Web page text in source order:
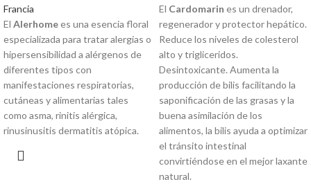
Francia
El Alerhomees una esencia floral
especializada para tratar alergias o
hipersensibilidad a alérgenos de
diferentes tipos con
manifestaciones respiratorias,
cutáneas y alimentarias tales
como asma, rinitis alérgica,
rinusinusitis dermatitis atópica.
El Cardomarin es un drenador,
regenerador y protector hepático.
Reduce los niveles de colesterol
alto y trigliceridos.
Desintoxicante. Aumenta la
producción de bilis facilitando la
saponificación de las grasas y la
buena asimilación de los
alimentos, la bilis ayuda a optimizar
el tránsito intestinal
convirtiéndose en el mejor laxante
natural.